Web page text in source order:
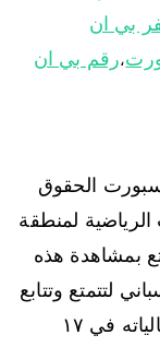
بي ان
،رقم بي ان
سبورت الحقوق
لمنطقة
بمشاهدة هذه
لتتمتع وتتابع
فعاليات الدوري الاسباني الذي بدأت فعالياته في ١٧